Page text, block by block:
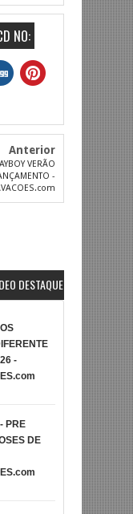
NO:
Anterior
VERÃO
-
DESTAQUE
-
PRE
DE